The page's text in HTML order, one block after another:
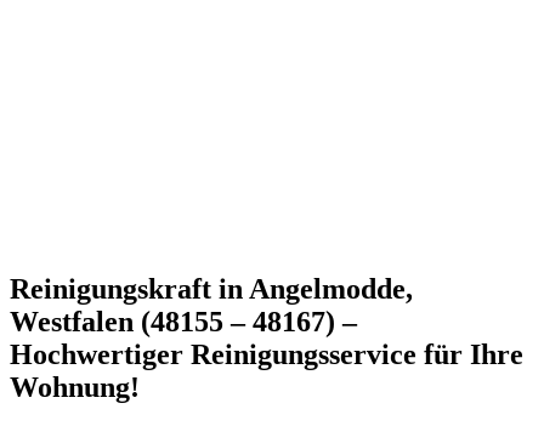
Reinigungskraft in Angelmodde,
Westfalen (48155 – 48167) –
Hochwertiger Reinigungsservice für Ihre
Wohnung!